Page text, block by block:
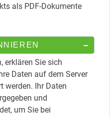
als PDF-Dokumente
erklären Sie sich
Daten auf dem Server
werden. Ihr Daten
und
um Sie bei